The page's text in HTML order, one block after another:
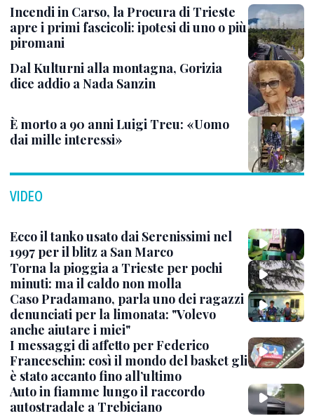
Incendi in Carso, la Procura di Trieste
apre i primi fascicoli: ipotesi di uno o più
piromani
Dal Kulturni alla montagna, Gorizia
dice addio a Nada Sanzin
È morto a 90 anni Luigi Treu: «Uomo
dai mille interessi»
VIDEO
Ecco il tanko usato dai Serenissimi nel
1997 per il blitz a San Marco
Torna la pioggia a Trieste per pochi
minuti: ma il caldo non molla
Caso Pradamano, parla uno dei ragazzi
denunciati per la limonata: "Volevo
anche aiutare i miei"
I messaggi di affetto per Federico
Franceschin: così il mondo del basket gli
è stato accanto fino all’ultimo
Auto in fiamme lungo il raccordo
autostradale a Trebiciano